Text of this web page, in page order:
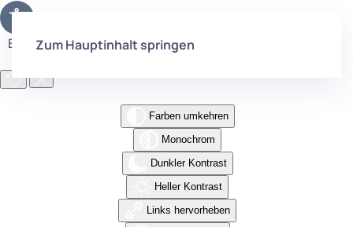
Eingabehilfen öffnen
Farben umkehren
Monochrom
Dunkler Kontrast
Heller Kontrast
Links hervorheben
Zum Hauptinhalt springen